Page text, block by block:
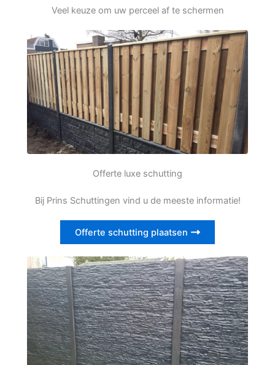
Veel keuze om uw perceel af te schermen
Offerte luxe schutting
Bij Prins Schuttingen vind u de meeste informatie!
Offerte schutting plaatsen